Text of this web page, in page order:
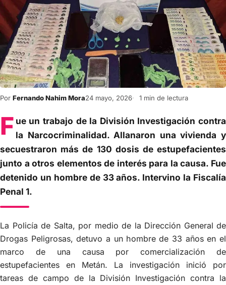
Por Fernando Nahim Mora24 mayo, 2026 1 min de lectura
F ue un trabajo de la División Investigación contra
la Narcocriminalidad. Allanaron una vivienda y
secuestraron más de 130 dosis de estupefacientes
junto a otros elementos de interés para la causa. Fue
detenido un hombre de 33 años. Intervino la Fiscalía
Penal 1.
La Policía de Salta, por medio de la Dirección General de
Drogas Peligrosas, detuvo a un hombre de 33 años en el
marco de una causa por comercialización de
estupefacientes en Metán. La investigación inició por
tareas de campo de la División Investigación contra la